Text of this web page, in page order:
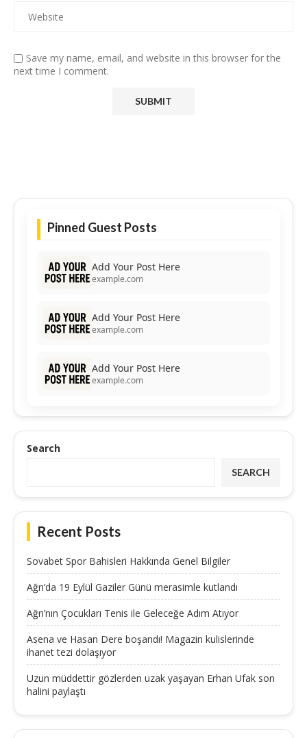
Save my name, email, and website in this browser for the
next time I comment.
Pinned Guest Posts
Add Your Post Here
example.com
Add Your Post Here
example.com
Add Your Post Here
example.com
Search
SEARCH
Recent Posts
Sovabet Spor Bahisleri Hakkında Genel Bilgiler
Ağrı’da 19 Eylül Gaziler Günü merasimle kutlandı
Ağrı’nın Çocukları Tenis ile Geleceğe Adım Atıyor
Asena ve Hasan Dere boşandı! Magazin kulislerinde
ihanet tezi dolaşıyor
Uzun müddettir gözlerden uzak yaşayan Erhan Ufak son
halini paylaştı